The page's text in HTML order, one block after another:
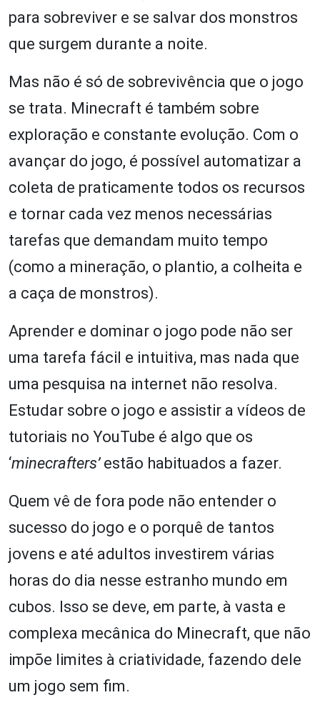
para sobreviver e se salvar dos monstros
que surgem durante a noite.
Mas não é só de sobrevivência que o jogo
se trata. Minecraft é também sobre
exploração e constante evolução. Com o
avançar do jogo, é possível automatizar a
coleta de praticamente todos os recursos
e tornar cada vez menos necessárias
tarefas que demandam muito tempo
(como a mineração, o plantio, a colheita e
a caça de monstros).
Aprender e dominar o jogo pode não ser
uma tarefa fácil e intuitiva, mas nada que
uma pesquisa na internet não resolva.
Estudar sobre o jogo e assistir a vídeos de
tutoriais no YouTube é algo que os
‘minecrafters’estão habituados a fazer.
Quem vê de fora pode não entender o
sucesso do jogo e o porquê de tantos
jovens e até adultos investirem várias
horas do dia nesse estranho mundo em
cubos. Isso se deve, em parte, à vasta e
complexa mecânica do Minecraft, que não
impõe limites à criatividade, fazendo dele
um jogo sem fim.